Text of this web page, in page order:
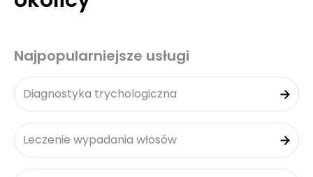
Najpopularniejsze usługi
Diagnostyka trychologiczna
Leczenie wypadania włosów